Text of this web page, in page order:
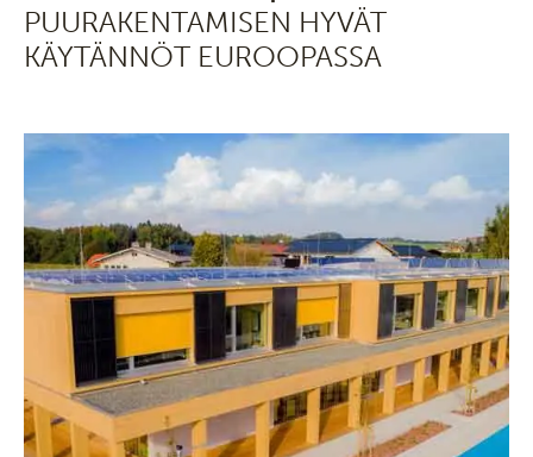
PUURAKENTAMISEN HYVÄT
KÄYTÄNNÖT EUROOPASSA